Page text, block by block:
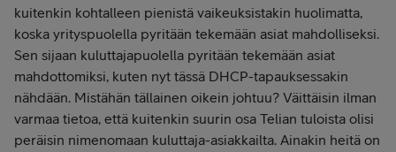
kuitenkin kohtalleen pienistä vaikeuksistakin huolimatta,
koska yrityspuolella pyritään tekemään asiat mahdolliseksi.
Sen sijaan kuluttajapuolella pyritään tekemään asiat
mahdottomiksi, kuten nyt tässä DHCP-tapauksessakin
nähdään. Mistähän tällainen oikein johtuu? Väittäisin ilman
varmaa tietoa, että kuitenkin suurin osa Telian tuloista olisi
peräisin nimenomaan kuluttaja-asiakkailta. Ainakin heitä on